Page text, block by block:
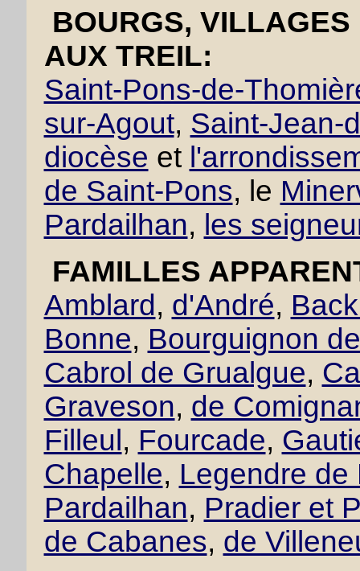
BOURGS,
AUX TREIL:
Saint-Pons-de-
sur-Agout, Saint-Jean-
diocèse et
de Saint-Pons, le
Pardailhan, les
FAMILLES
Amblard , d'André,
Bonne, Bourguignon
Cabrol de Grualgue,
Graveson, de
Filleul , Fourcade,
Chapelle, Legendre de
Pardailhan, Pradier et
de Cabanes, de